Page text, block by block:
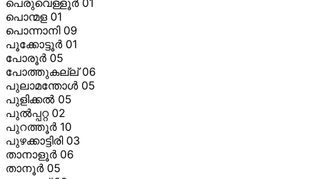
പൊന്മള 01
പൊന്നാനി 09
പൂക്കോട്ടൂര്01
പോരൂര്05
പോത്തുകല്ല് 06
പുലാമന്തോള് 05
പുളിക്കല് 05
പുല്പ്പറ്റ 02
പുറത്തൂര്10
പുഴക്കാട്ടിരി 03
താനാളൂര്06
താനൂര്05